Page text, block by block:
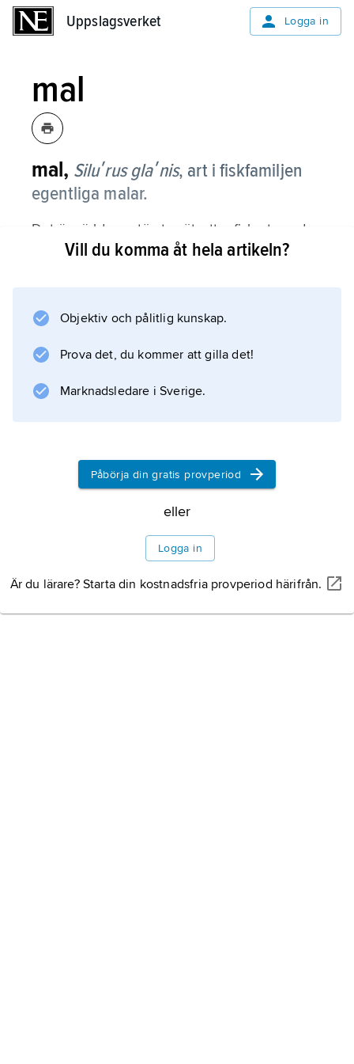
Uppslagsverket Logga in
mal
mal, Siluʹrus glaʹnis, art i fiskfamiljen
egentliga malar.
Det är världens största sötvattenfiskart, med
en obestyrkt uppgift om ett 5 m långt
blir den upp till 2 m lång.
Information om artikeln
Vill du komma åt hela artikeln?
Objektiv och pålitlig kunskap.
Prova det, du kommer att gilla det!
Marknadsledare i Sverige.
Påbörja din gratis provperiod
eller
Logga in
Är du lärare? Starta din kostnadsfria provperiod härifrån.